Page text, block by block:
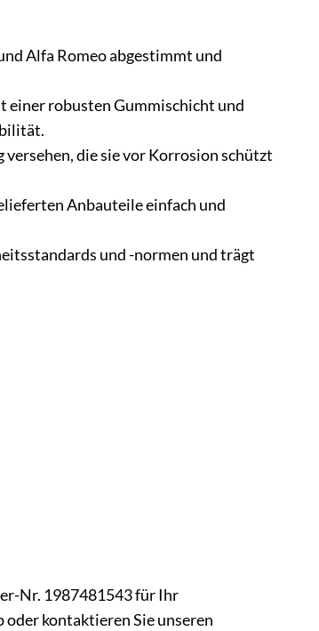
Alfa Romeo abgestimmt und
einer robusten Gummischicht und
die sie vor Korrosion schützt
Anbauteile einfach und
und -normen und trägt
Nr. 1987481543 für Ihr
kontaktieren Sie unseren